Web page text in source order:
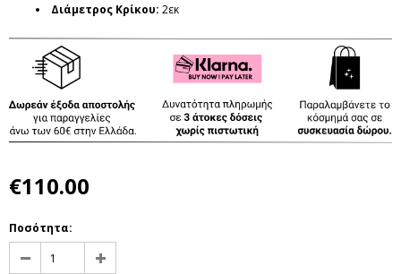
Διάμετρος Κρίκου: 2εκ
€110.00
Ποσότητα: